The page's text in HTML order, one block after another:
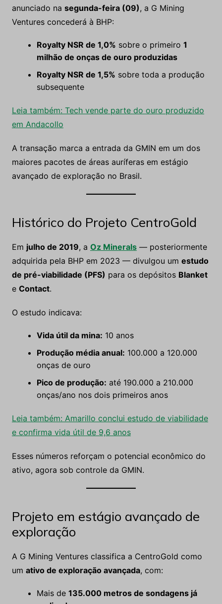
anunciado na segunda-feira (09), a G Mining
Ventures concederá à BHP:
Royalty NSR de 1,0% sobre o primeiro 1
milhão de onças de ouro produzidas
Royalty NSR de 1,5% sobre toda a produção
subsequente
Leia também: Tech vende parte do ouro produzido
em Andacollo
A transação marca a entrada da GMIN em um dos
maiores pacotes de áreas auríferas em estágio
avançado de exploração no Brasil.
Histórico do Projeto CentroGold
Em julho de 2019, a Oz Minerals— posteriormente
adquirida pela BHP em 2023 — divulgou um estudo
de pré-viabilidade (PFS) para os depósitos Blanket
e Contact.
O estudo indicava:
Vida útil da mina: 10 anos
Produção média anual: 100.000 a 120.000
onças de ouro
Pico de produção: até 190.000 a 210.000
onças/ano nos dois primeiros anos
Leia também: Amarillo conclui estudo de viabilidade
e confirma vida útil de 9,6 anos
Esses números reforçam o potencial econômico do
ativo, agora sob controle da GMIN.
Projeto em estágio avançado de
exploração
A G Mining Ventures classifica a CentroGold como
um ativo de exploração avançada, com:
Mais de 135.000 metros de sondagens já